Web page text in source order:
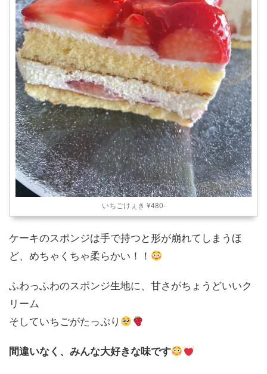
いちごけぇき ¥480-
ケーキのスポンジは手で持つと形が崩れてしまうほ
ど、めちゃくちゃ柔らかい！！
ふわっふわのスポンジ生地に、甘さがちょうどいいク
リーム
そしていちごがたっぷり
間違いなく、みんな大好きな味です